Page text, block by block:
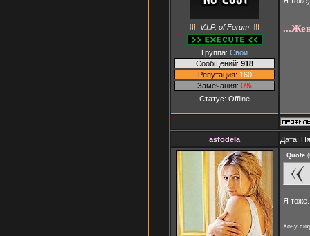
V.I.P. of Forum
Группа: Свои
Сообщений: 918
Репутация: 160
Замечания: 0%
Статус: Offline
asfodela Дата:
Quote (
Я
Хочу